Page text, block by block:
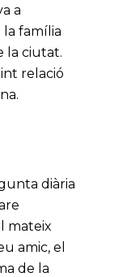
a
la família
la ciutat.
relació
diària
mateix
amic, el
de la